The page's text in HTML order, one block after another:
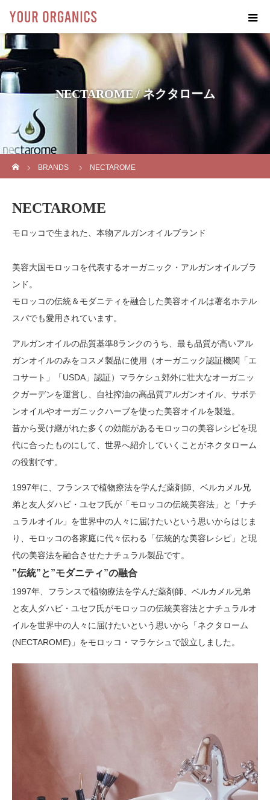
NECTAROME / ネクタローム
BRANDS
NECTAROME
NECTAROME
モロッコで生まれた、本物アルガンオイルブランド
美容大国モロッコを代表するオーガニック・アルガンオイルブラ
ンド。
モロッコの伝統＆モダニティを融合した美容オイルは著名ホテル
スパでも愛用されています。
アルガンオイルの品質基準8ランクのうち、最も品質が高いアル
ガンオイルのみをコスメ製品に使用（オーガニック認証機関「エ
コサート」「USDA」認証）マラケシュ郊外に壮大なオーガニッ
クガーデンを運営し、自社搾油の高品質アルガンオイル、サボテ
ンオイルやオーガニックハーブを使った美容オイルを製造。
昔から受け継がれた多くの効能があるモロッコの美容レシピを現
代に合ったものにして、世界へ紹介していくことがネクタローム
の役割です。
1997年に、フランスで植物療法を学んだ薬剤師、ベルカメル兄
弟と友人ダハビ・ユセフ氏が「モロッコの伝統美容法」と「ナチ
ュラルオイル」を世界中の人々に届けたいという思いからはじま
り、モロッコの各家庭に代々伝わる「伝統的な美容レシピ」と現
代の美容法を融合させたナチュラル製品です。
”伝統”と”モダニティ”の融合
1997年、フランスで植物療法を学んだ薬剤師、ベルカメル兄弟
と友人ダハビ・ユセフ氏がモロッコの伝統美容法とナチュラルオ
イルを世界中の人々に届けたいという思いから「ネクタローム
(NECTAROME)」をモロッコ・マラケシュで設立しました。